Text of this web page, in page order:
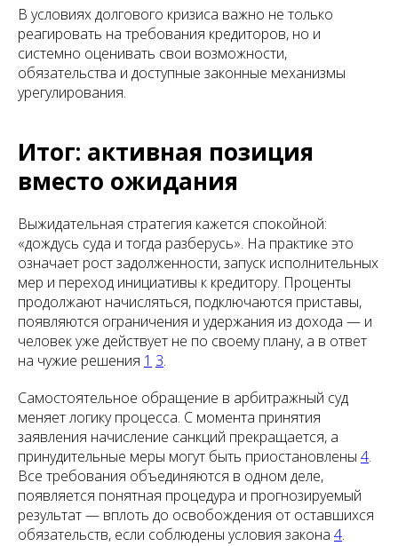
В условиях долгового кризиса важно не только
реагировать на требования кредиторов, но и
системно оценивать свои возможности,
обязательства и доступные законные механизмы
урегулирования.
Итог: активная позиция
вместо ожидания
Выжидательная стратегия кажется спокойной:
«дождусь суда и тогда разберусь». На практике это
означает рост задолженности, запуск исполнительных
мер и переход инициативы к кредитору. Проценты
продолжают начисляться, подключаются приставы,
появляются ограничения и удержания из дохода — и
человек уже действует не по своему плану, а в ответ
на чужие решения 1 3.
Самостоятельное обращение в арбитражный суд
меняет логику процесса. С момента принятия
заявления начисление санкций прекращается, а
принудительные меры могут быть приостановлены 4.
Все требования объединяются в одном деле,
появляется понятная процедура и прогнозируемый
результат — вплоть до освобождения от оставшихся
обязательств, если соблюдены условия закона 4.